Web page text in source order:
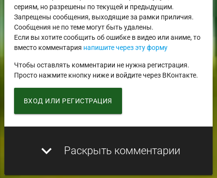
сериям, но разрешены по текущей и предыдущим.
Запрещены сообщения, выходящие за рамки приличия.
Сообщения не по теме могут быть удалены.
Если вы хотите сообщить об ошибке в видео или аниме, то
вместо комментария напишите через эту форму
Чтобы оставлять комментарии не нужна регистрация.
Просто нажмите кнопку ниже и войдите через ВКонтакте.
ВХОД ИЛИ РЕГИСТРАЦИЯ
expand_more Раскрыть комментарии